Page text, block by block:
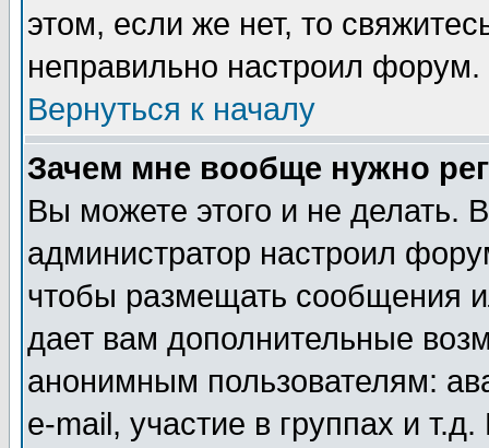
этом, если же нет, то
неправильно настроил форум.
Вернуться к началу
Зачем мне вообще нужно
Вы можете этого и не делать.
администратор настроил
чтобы размещать сообщения
дает вам дополнительные
анонимным пользователям:
e-mail, участие в группах и